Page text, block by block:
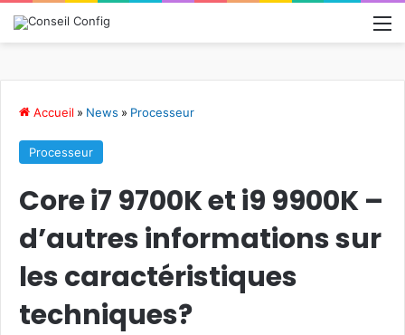
Accueil » News » Processeur
Processeur
Core i7 9700K et i9 9900K –
d’autres informations sur
les caractéristiques
techniques?